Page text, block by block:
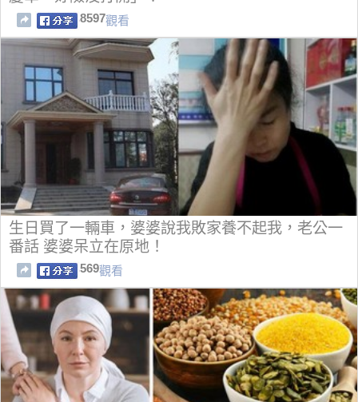
8597觀看
生日買了一輛車，婆婆說我敗家養不起我，老公一
番話 婆婆呆立在原地！
569觀看